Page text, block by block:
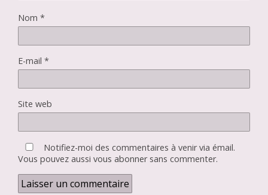
Nom *
E-mail *
Site web
Notifiez-moi des commentaires à venir via émail.
Vous pouvez aussi vous abonnersans commenter.